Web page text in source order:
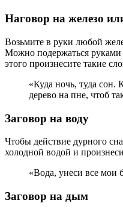
Наговор на железо
Возьмите в руки любой
Можно подержаться руками
этого произнесите такие
«Куда ночь, туда сон.
дерево на пне, чтоб
Заговор на воду
Чтобы действие дурного
холодной водой и
«Вода, унеси все мои
Заговор на дым